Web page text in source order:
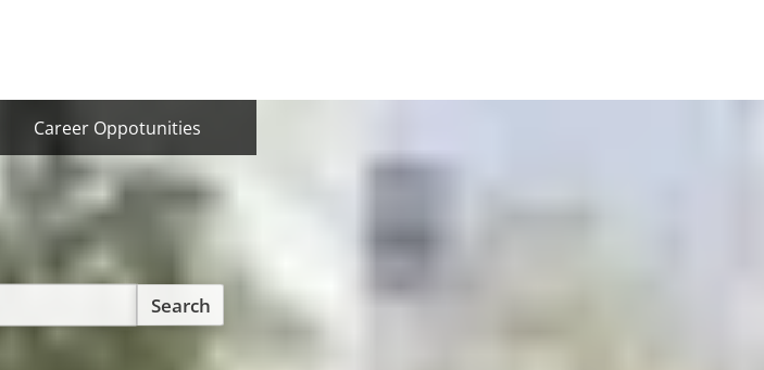
Career Oppotunities